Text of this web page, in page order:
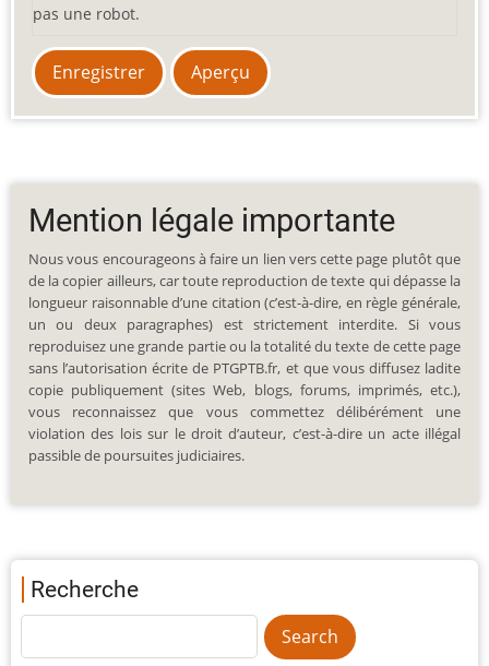
pas une robot.
Mention légale importante
Nous vous encourageons à faire un lien vers cette page plutôt que
de la copier ailleurs, car toute reproduction de texte qui dépasse la
longueur raisonnable d’une citation (c’est-à-dire, en règle générale,
un ou deux paragraphes) est strictement interdite. Si vous
reproduisez une grande partie ou la totalité du texte de cette page
sans l’autorisation écrite de PTGPTB.fr, et que vous diffusez ladite
copie publiquement (sites Web, blogs, forums, imprimés, etc.),
vous reconnaissez que vous commettez délibérément une
violation des lois sur le droit d’auteur, c’est-à-dire un acte illégal
passible de poursuites judiciaires.
Recherche